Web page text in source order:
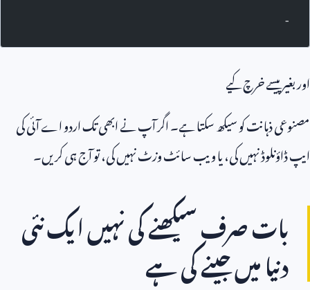
-
اور بغیر پیسے خرچ کیے
مصنوعی ذہانت کو سیکھ سکتا ہے۔ اگر آپ نے ابھی تک اردو اے آئی کی
ایپ ڈاؤنلوڈ نہیں کی، یا ویب سائٹ وزٹ نہیں کی، تو آج ہی کریں۔
بات صرف سیکھنے کی نہیں ایک نئی
دنیا میں جینے کی ہے